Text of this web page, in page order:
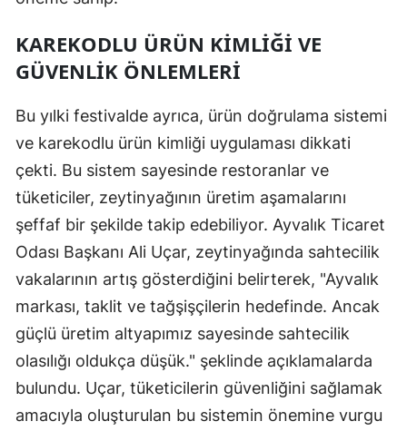
KAREKODLU ÜRÜN KIMLIĞI VE
GÜVENLIK ÖNLEMLERI
Bu yılki festivalde ayrıca, ürün doğrulama sistemi
ve karekodlu ürün kimliği uygulaması dikkati
çekti. Bu sistem sayesinde restoranlar ve
tüketiciler, zeytinyağının üretim aşamalarını
şeffaf bir şekilde takip edebiliyor. Ayvalık Ticaret
Odası Başkanı Ali Uçar, zeytinyağında sahtecilik
vakalarının artış gösterdiğini belirterek, "Ayvalık
markası, taklit ve tağşişçilerin hedefinde. Ancak
güçlü üretim altyapımız sayesinde sahtecilik
olasılığı oldukça düşük." şeklinde açıklamalarda
bulundu. Uçar, tüketicilerin güvenliğini sağlamak
amacıyla oluşturulan bu sistemin önemine vurgu